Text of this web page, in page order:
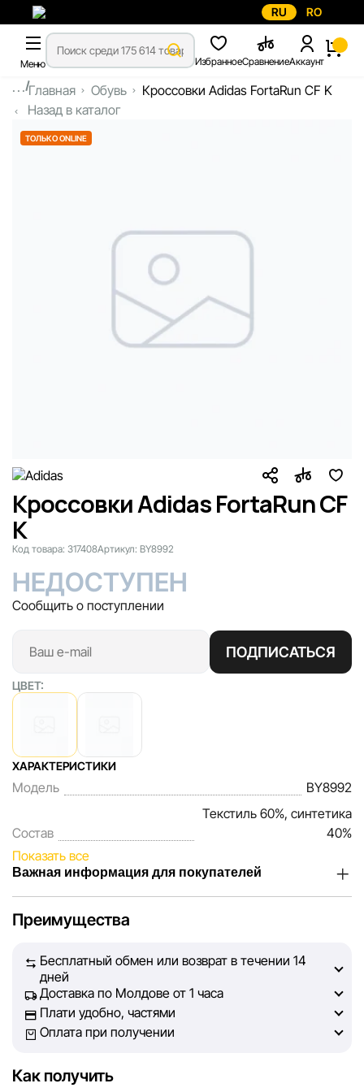
RU RO
Меню ИзбранноеСравнениеАккаунт
...Главная Обувь
Кроссовки Adidas FortaRun CF K
Назад в каталог
ТОЛЬКО ONLINE
Кроссовки Adidas FortaRun CF
K
Код товара: 317408Артикул: BY8992
НЕДОСТУПЕН
Сообщить о поступлении
ПОДПИСАТЬСЯ
ЦВЕТ:
ХАРАКТЕРИСТИКИ
Модель BY8992
Состав
Текстиль 60%, синтетика
40%
Показать все
Важная информация для покупателей
наших покупателей. Каждый день мы работаем над тем,
на сайте, была максимально полной, объективной и
актуальной. Наша цель — обеспечить вас достоверной
информацией, чтобы вы смогли принять лучшее
решение о покупке.
не может гарантировать абсолютную точность всех
Преимущества
Бесплатный обмен или возврат в течении 14
дней
Доставка по Молдове от 1 часа
Плати удобно, частями
Оплата при получении
Как получить